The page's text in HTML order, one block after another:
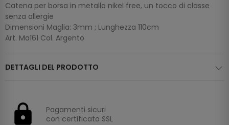
Catena per borsa in metallo nikel free, un tocco di classe
senza allergie
Dimensioni Maglia: 3mm ; Lunghezza 110cm
Art. Ma161 Col. Argento
DETTAGLI DEL PRODOTTO
Pagamenti sicuri
con certificato SSL